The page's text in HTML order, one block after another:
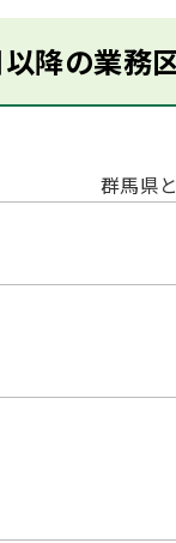
降の業務
群馬県